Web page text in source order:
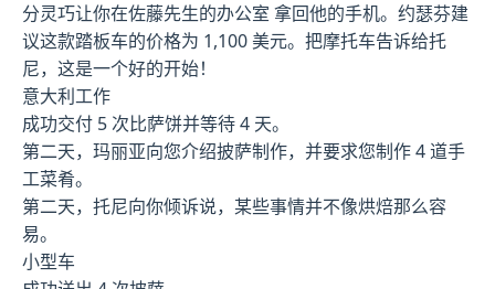
分灵巧让你在佐藤先生的办公室 拿回他的手机。约瑟芬建
议这款踏板车的价格为 1,100 美元。把摩托车告诉给托
尼，这是一个好的开始！
意大利工作
成功交付 5 次比萨饼并等待 4 天。
第二天，玛丽亚向您介绍披萨制作，并要求您制作 4 道手
工菜肴。
第二天，托尼向你倾诉说，某些事情并不像烘焙那么容
易。
小型车